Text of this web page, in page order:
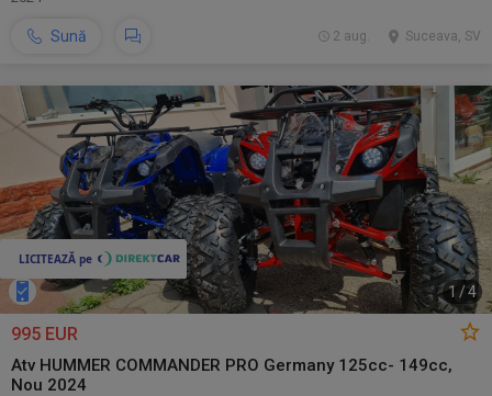
Sună Suceava, SV
2 aug.
1 /4
995 EUR
Atv HUMMER COMMANDER PRO Germany 125cc- 149cc,
Nou 2024